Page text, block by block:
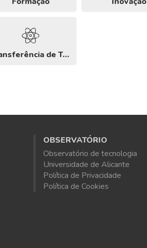
Transferência de Tecnologia
OBSERVATÓRIO
Observatório de tecnologia
Universidade de Alicante
Política de Privacidade
Política de Cookies